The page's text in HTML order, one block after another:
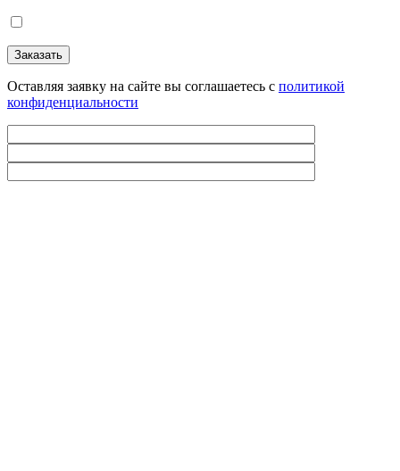
Оставляя заявку на сайте вы соглашаетесь с политикой
конфиденциальности